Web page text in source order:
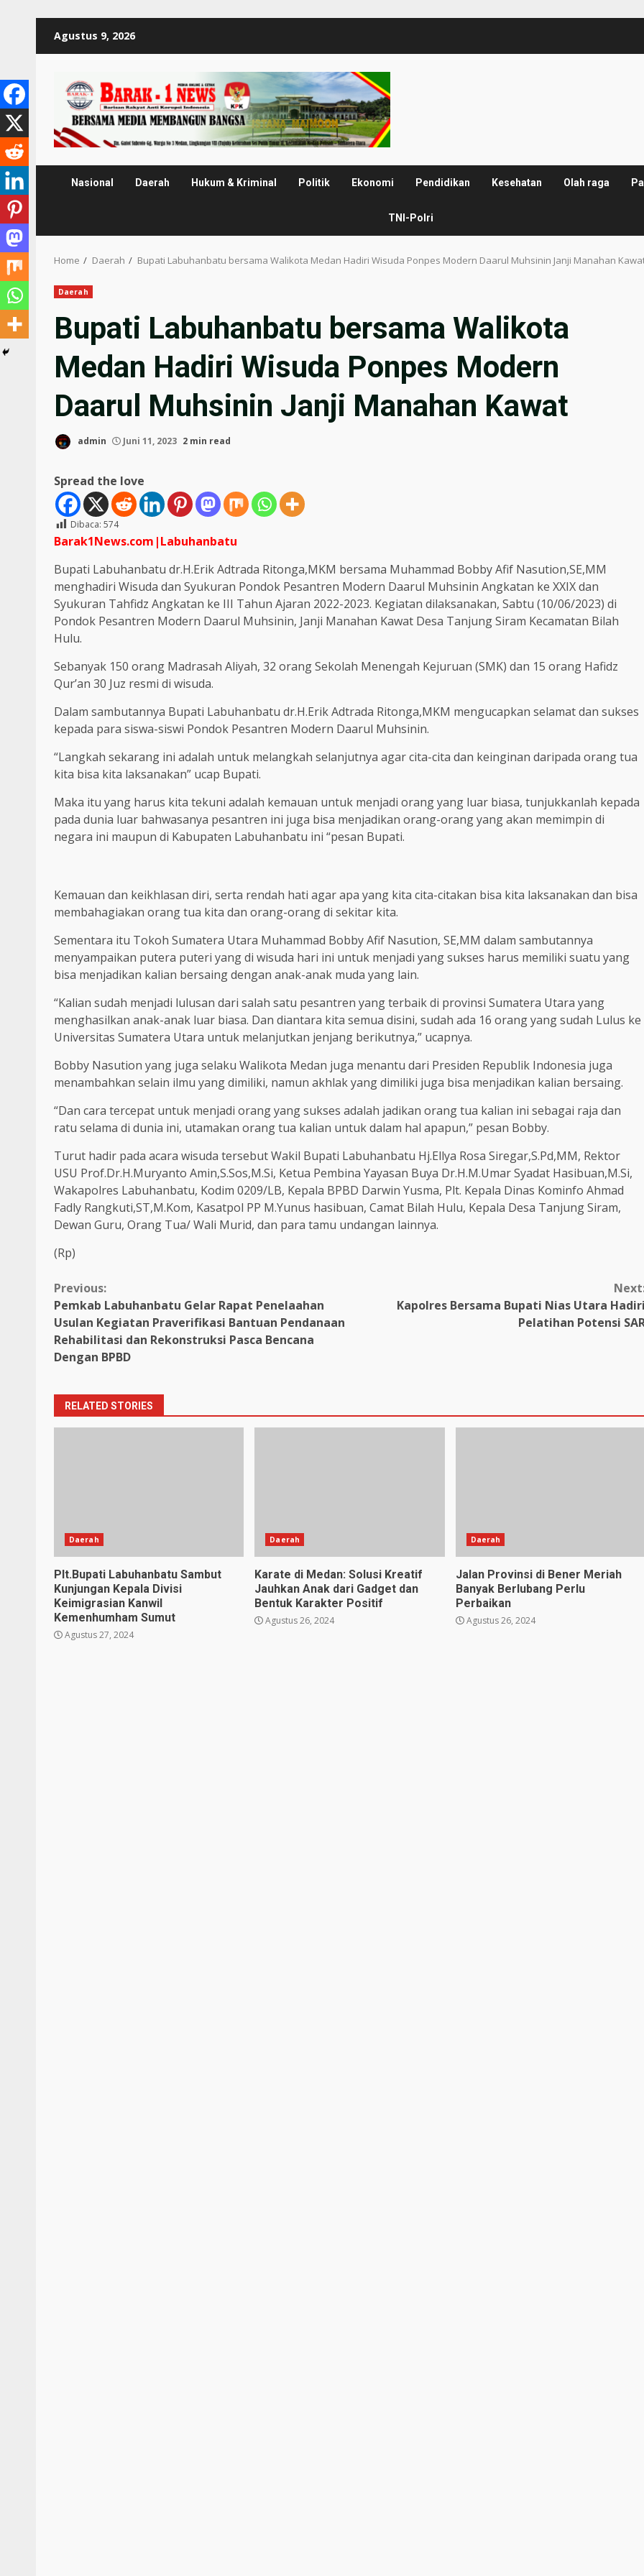
Agustus 9, 2026
Nasional Daerah Hukum & Kriminal Politik Ekonomi Pendidikan Kesehatan Olah raga
TNI-Polri
Home Daerah Bupati Labuhanbatu bersama Walikota Medan Hadiri Wisuda Ponpes Modern Daarul Muhsinin Janji Manahan
Daerah
Bupati Labuhanbatu bersama Walikota
Medan Hadiri Wisuda Ponpes Modern
Daarul Muhsinin Janji Manahan Kawat
admin Juni 11, 2023 2 min read
Spread the love
Dibaca: 574
Barak1News.com|Labuhanbatu
Bupati Labuhanbatu dr.H.Erik Adtrada Ritonga,MKM bersama Muhammad Bobby Afif Nasution,SE,MM
menghadiri Wisuda dan Syukuran Pondok Pesantren Modern Daarul Muhsinin Angkatan ke XXIX dan
Syukuran Tahfidz Angkatan ke III Tahun Ajaran 2022-2023. Kegiatan dilaksanakan, Sabtu (10/06/2023) di
Pondok Pesantren Modern Daarul Muhsinin, Janji Manahan Kawat Desa Tanjung Siram Kecamatan Bilah
Hulu.
Sebanyak 150 orang Madrasah Aliyah, 32 orang Sekolah Menengah Kejuruan (SMK) dan 15 orang Hafidz
Qur’an 30 Juz resmi di wisuda.
Dalam sambutannya Bupati Labuhanbatu dr.H.Erik Adtrada Ritonga,MKM mengucapkan selamat dan sukses
kepada para siswa-siswi Pondok Pesantren Modern Daarul Muhsinin.
“Langkah sekarang ini adalah untuk melangkah selanjutnya agar cita-cita dan keinginan daripada orang tua
kita bisa kita laksanakan” ucap Bupati.
Maka itu yang harus kita tekuni adalah kemauan untuk menjadi orang yang luar biasa, tunjukkanlah kepada
pada dunia luar bahwasanya pesantren ini juga bisa menjadikan orang-orang yang akan memimpin di
negara ini maupun di Kabupaten Labuhanbatu ini “pesan Bupati.
Kemauan dan keikhlasan diri, serta rendah hati agar apa yang kita cita-citakan bisa kita laksanakan dan bisa
membahagiakan orang tua kita dan orang-orang di sekitar kita.
Sementara itu Tokoh Sumatera Utara Muhammad Bobby Afif Nasution, SE,MM dalam sambutannya
menyampaikan putera puteri yang di wisuda hari ini untuk menjadi yang sukses harus memiliki suatu yang
bisa menjadikan kalian bersaing dengan anak-anak muda yang lain.
“Kalian sudah menjadi lulusan dari salah satu pesantren yang terbaik di provinsi Sumatera Utara yang
menghasilkan anak-anak luar biasa. Dan diantara kita semua disini, sudah ada 16 orang yang sudah Lulus ke
Universitas Sumatera Utara untuk melanjutkan jenjang berikutnya,” ucapnya.
Bobby Nasution yang juga selaku Walikota Medan juga menantu dari Presiden Republik Indonesia juga
menambahkan selain ilmu yang dimiliki, namun akhlak yang dimiliki juga bisa menjadikan kalian bersaing.
“Dan cara tercepat untuk menjadi orang yang sukses adalah jadikan orang tua kalian ini sebagai raja dan
ratu selama di dunia ini, utamakan orang tua kalian untuk dalam hal apapun,” pesan Bobby.
Turut hadir pada acara wisuda tersebut Wakil Bupati Labuhanbatu Hj.Ellya Rosa Siregar,S.Pd,MM, Rektor
USU Prof.Dr.H.Muryanto Amin,S.Sos,M.Si, Ketua Pembina Yayasan Buya Dr.H.M.Umar Syadat Hasibuan,M.Si,
Wakapolres Labuhanbatu, Kodim 0209/LB, Kepala BPBD Darwin Yusma, Plt. Kepala Dinas Kominfo Ahmad
Fadly Rangkuti,ST,M.Kom, Kasatpol PP M.Yunus hasibuan, Camat Bilah Hulu, Kepala Desa Tanjung Siram,
Dewan Guru, Orang Tua/ Wali Murid, dan para tamu undangan lainnya.
(Rp)
Continue
Reading
Previous:
Pemkab Labuhanbatu Gelar Rapat Penelaahan
Usulan Kegiatan Praverifikasi Bantuan Pendanaan
Rehabilitasi dan Rekonstruksi Pasca Bencana
Dengan BPBD
Kapolres Bersama Bupati Nias Utara
Pelatihan Potensi
RELATED STORIES
Daerah
Plt.Bupati Labuhanbatu Sambut
Kunjungan Kepala Divisi
Keimigrasian Kanwil
Kemenhumham Sumut
Agustus 27, 2024
Daerah
Karate di Medan: Solusi Kreatif
Jauhkan Anak dari Gadget dan
Bentuk Karakter Positif
Agustus 26, 2024
Daerah
Jalan Provinsi di Bener Meriah
Banyak Berlubang Perlu
Perbaikan
Agustus 26, 2024